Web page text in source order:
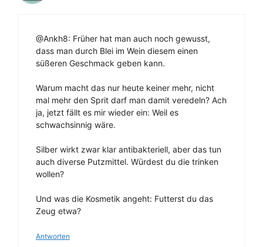
@Ankh8: Früher hat man auch noch gewusst,
dass man durch Blei im Wein diesem einen
süßeren Geschmack geben kann.
Warum macht das nur heute keiner mehr, nicht
mal mehr den Sprit darf man damit veredeln? Ach
ja, jetzt fällt es mir wieder ein: Weil es
schwachsinnig wäre.
Silber wirkt zwar klar antibakteriell, aber das tun
auch diverse Putzmittel. Würdest du die trinken
wollen?
Und was die Kosmetik angeht: Futterst du das
Zeug etwa?
Antworten